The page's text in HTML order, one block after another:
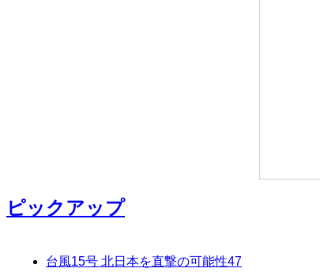
ピックアップ
台風15号 北日本を直撃の可能性47